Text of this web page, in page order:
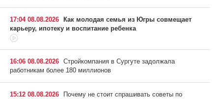
17:04 08.08.2026
Как молодая семья из Югры совмещает
карьеру, ипотеку и воспитание ребенка
16:06 08.08.2026 Стройкомпания в Сургуте задолжала
работникам более 180 миллионов
15:12 08.08.2026
Почему не стоит спрашивать советы по